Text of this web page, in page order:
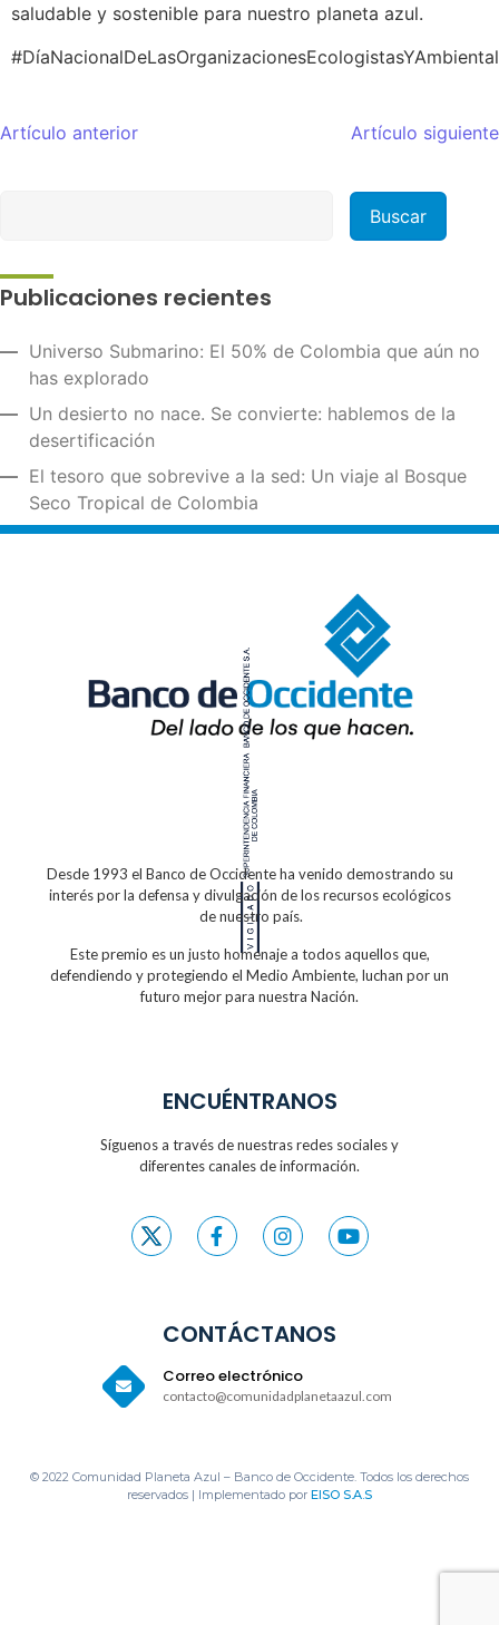
saludable y sostenible para nuestro planeta azul.
Artículo anterior Artículo siguiente
Publicaciones recientes
Universo Submarino: El 50% de Colombia que aún no
has explorado
Un desierto no nace. Se convierte: hablemos de la
desertificación
El tesoro que sobrevive a la sed: Un viaje al Bosque
Seco Tropical de Colombia
Desde 1993 el Banco de Occidenteha venido demostrando su
interés por la defensa y divulgación de los recursos ecológicos
de nuestro país.
Este premio es un justo homenaje a todosaquellos que,
defendiendo y protegiendo el Medio Ambiente, luchan por un
futuro mejor para nuestra Nación.
ENCUÉNTRANOS
Síguenos a través de nuestras redes sociales y
diferentes canales de información.
CONTÁCTANOS
Correo electrónico
contacto@comunidadplanetaazul.com
© 2022 Comunidad Planeta Azul – Banco de Occidente. Todos los derechos
reservados | Implementado por EISO S.A.S